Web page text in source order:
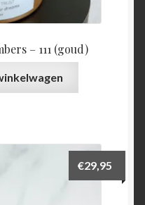
– 111 (goud)
€29,95